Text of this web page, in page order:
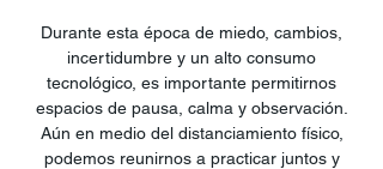
Durante esta época de miedo, cambios,
incertidumbre y un alto consumo
tecnológico, es importante permitirnos
espacios de pausa, calma y observación.
Aún en medio del distanciamiento físico,
podemos reunirnos a practicar juntos y